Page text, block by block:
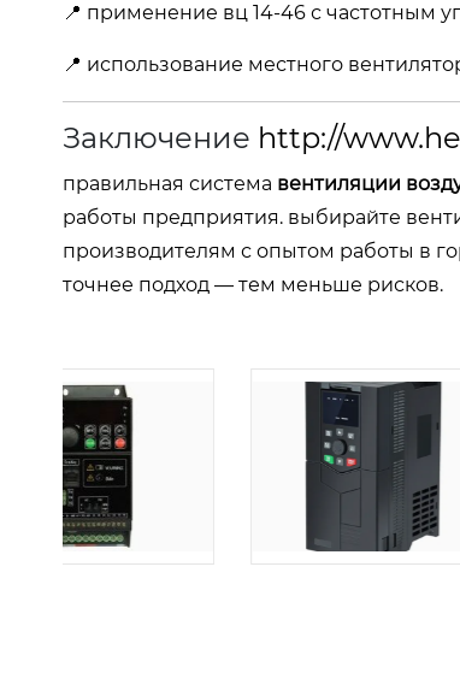
📍 применение вц 14-46 с частотным
📍 использование местного
Заключение http://
правильная система вентиляции
работы предприятия. выбирайте
производителям с опытом работы в
точнее подход — тем меньше рисков.